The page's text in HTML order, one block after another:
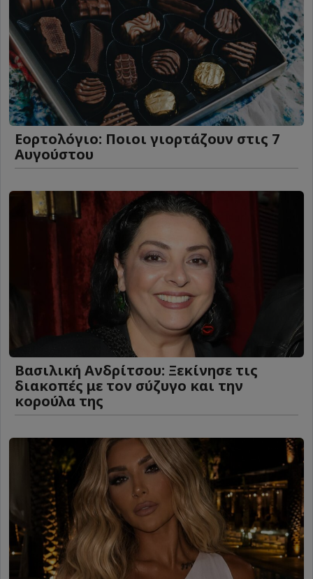
Εορτολόγιο: Ποιοι γιορτάζουν στις 7
Αυγούστου
Βασιλική Ανδρίτσου: Ξεκίνησε τις
διακοπές με τον σύζυγο και την
κορούλα της